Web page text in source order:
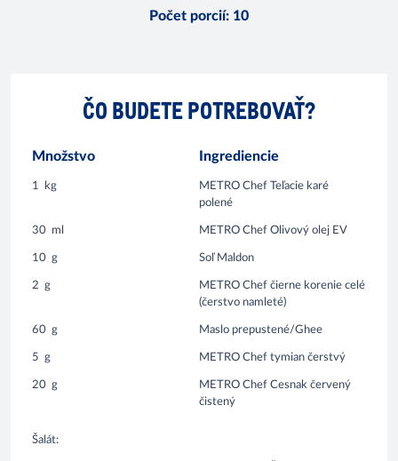
Počet porcií: 10
ČO BUDETE POTREBOVAŤ?
Množstvo Ingrediencie
1 kg
METRO Chef Teľacie karé
polené
30 ml METRO Chef Olivový olej EV
10 g Soľ Maldon
2 g
METRO Chef čierne korenie celé
(čerstvo namleté)
60 g Maslo prepustené/Ghee
5 g METRO Chef tymian čerstvý
20 g
METRO Chef Cesnak červený
čistený
Šalát: